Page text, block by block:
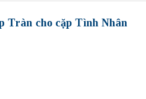
Tràn cho cặp Tình Nhân